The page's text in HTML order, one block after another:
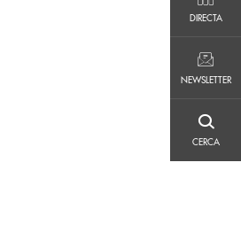
DIRECTA
NEWSLETTER
CERCA